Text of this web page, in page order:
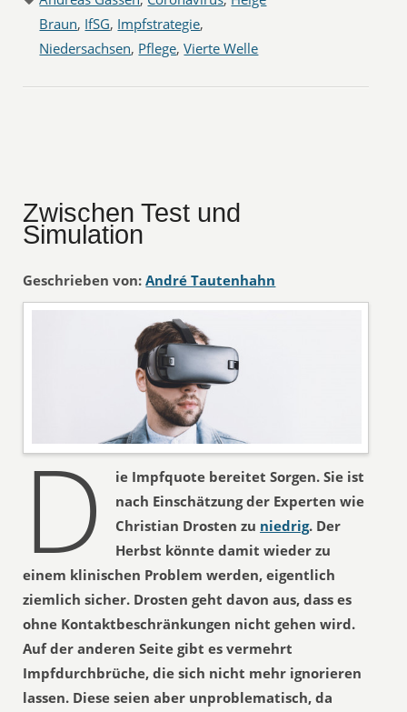
Braun, IfSG, Impfstrategie,
Niedersachsen, Pflege,Vierte Welle
Zwischen Test und
Simulation
Geschrieben von: André Tautenhahn
D
ie Impfquote bereitet Sorgen. Sie ist
nach Einschätzung der Experten wie
Christian Drosten zu niedrig. Der
Herbst könnte damit wieder zu
einem klinischen Problem werden, eigentlich
ziemlich sicher. Drosten geht davon aus, dass es
ohne Kontaktbeschränkungen nicht gehen wird.
Auf der anderen Seite gibt es vermehrt
Impfdurchbrüche, die sich nicht mehr ignorieren
lassen. Diese seien aber unproblematisch, da